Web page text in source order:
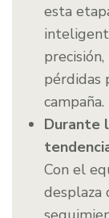
esta
pérdidas
campaña.
Durante
Con el
desplaza